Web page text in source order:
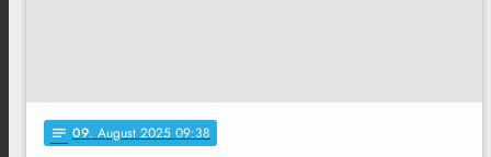
notes 09. August 2025 09:38